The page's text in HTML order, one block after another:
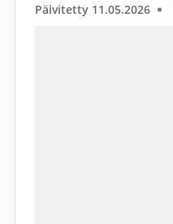
Päivitetty 11.05.2026